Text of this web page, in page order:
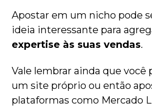
Apostar em um nicho pode
ideia interessante para
expertise às suas vendas.
Vale lembrar ainda que você
um site próprio ou então
plataformas como Mercado